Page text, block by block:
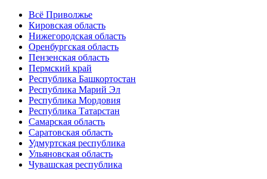
Всё Приволжье
Кировская область
Нижегородская область
Оренбургская область
Пензенская область
Пермский край
Республика Башкортостан
Республика Марий Эл
Республика Мордовия
Республика Татарстан
Самарская область
Саратовская область
Удмуртская республика
Ульяновская область
Чувашская республика